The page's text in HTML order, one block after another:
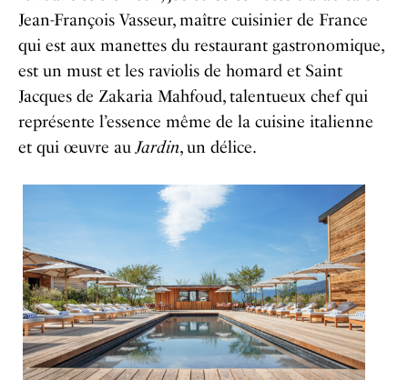
Jean-François Vasseur, maître cuisinier de France
qui est aux manettes du restaurant gastronomique,
est un must et les raviolis de homard et Saint
Jacques de Zakaria Mahfoud, talentueux chef qui
représente l’essence même de la cuisine italienne
et qui œuvre auJardin, un délice.